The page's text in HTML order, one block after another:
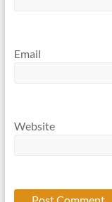
Email
Website